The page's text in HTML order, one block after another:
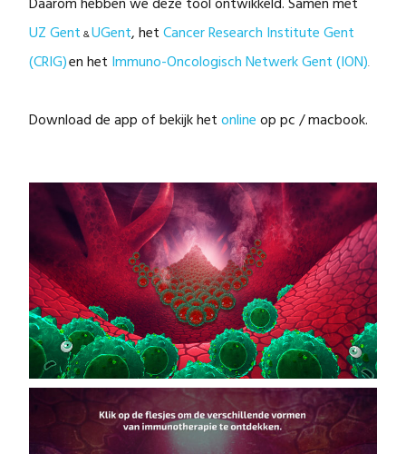
UZ Gent &UGent, hetCancer Research Institute Gent
(CRIG)en het Immuno-Oncologisch Netwerk Gent (ION).
Download de app of bekijk hetonlineop pc / macbook.